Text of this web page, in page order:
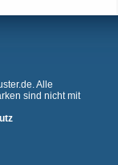
Alle
sind nicht mit